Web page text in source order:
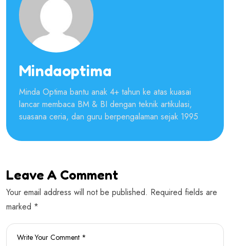
Mindaoptima
Minda Optima bantu anak 4+ tahun ke atas kuasai
lancar membaca BM & BI dengan teknik artikulasi,
suasana ceria, dan guru berpengalaman sejak 1995
Leave A Comment
Your email address will not be published. Required fields are
marked *